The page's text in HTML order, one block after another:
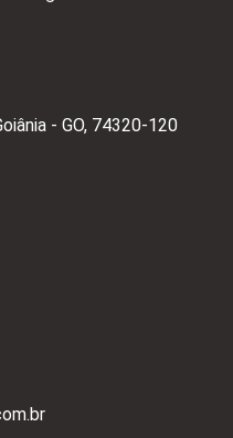
- GO, 74320-120